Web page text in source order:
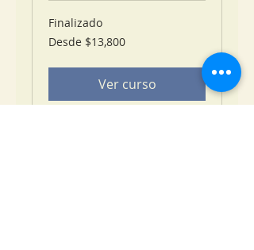
Finalizado
Desde
13,800
Desde $13,800
Ver curso